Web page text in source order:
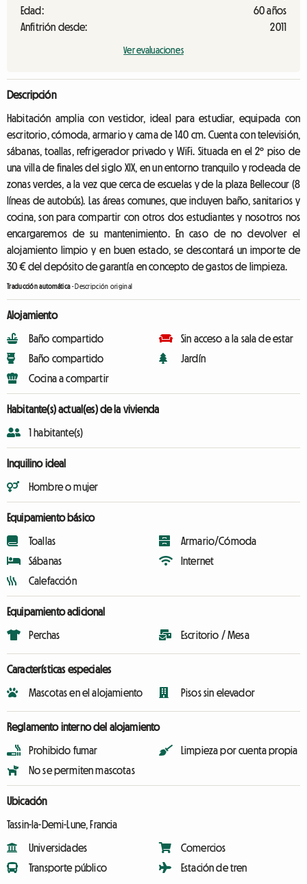
Edad:
60 años
Anfitrión desde:
2011
Ver evaluaciones
Descripción
Habitación amplia con vestidor, ideal para estudiar, equipada con
escritorio, cómoda, armario y cama de 140 cm. Cuenta con televisión,
sábanas, toallas, refrigerador privado y WiFi. Situada en el 2º piso de
una villa de finales del siglo XIX, en un entorno tranquilo y rodeada de
zonas verdes, a la vez que cerca de escuelas y de la plaza Bellecour (8
líneas de autobús). Las áreas comunes, que incluyen baño, sanitarios y
cocina, son para compartir con otros dos estudiantes y nosotros nos
encargaremos de su mantenimiento. En caso de no devolver el
alojamiento limpio y en buen estado, se descontará un importe de
30 € del depósito de garantía en concepto de gastos de limpieza.
Traducción automática-Descripción original
Alojamiento
Baño compartido
Baño compartido
Cocina a compartir
Sin acceso a la sala de estar
Jardín
Habitante(s) actual(es) de la vivienda
1 habitante(s)
Inquilino ideal
Hombre o mujer
Equipamiento básico
Toallas
Sábanas
Calefacción
Armario/Cómoda
Internet
Equipamiento adicional
Perchas Escritorio / Mesa
Características especiales
Mascotas en el alojamiento Pisos sin elevador
Reglamento interno del alojamiento
Prohibido fumar
No se permiten mascotas
Limpieza por cuenta propia
Ubicación
Tassin-la-Demi-Lune, Francia
Universidades
Transporte público
Comercios
Estación de tren